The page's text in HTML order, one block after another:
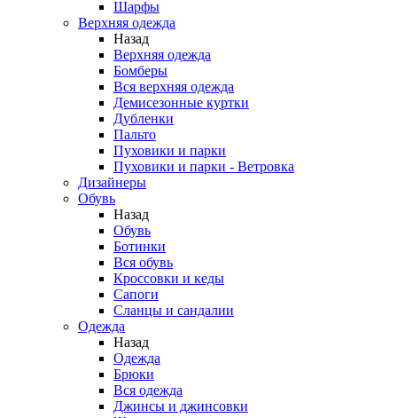
Шарфы
Верхняя одежда
Назад
Верхняя одежда
Бомберы
Вся верхняя одежда
Демисезонные куртки
Дубленки
Пальто
Пуховики и парки
Пуховики и парки - Ветровка
Дизайнеры
Обувь
Назад
Обувь
Ботинки
Вся обувь
Кроссовки и кеды
Сапоги
Сланцы и сандалии
Одежда
Назад
Одежда
Брюки
Вся одежда
Джинсы и джинсовки